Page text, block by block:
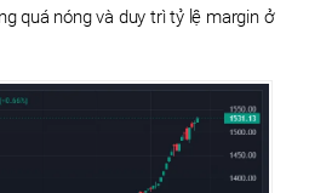
quá nóng và duy trì tỷ lệ margin ở